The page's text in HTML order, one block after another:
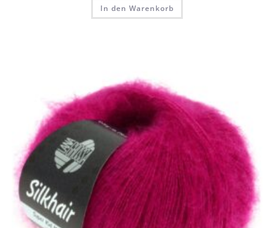
In den Warenkorb